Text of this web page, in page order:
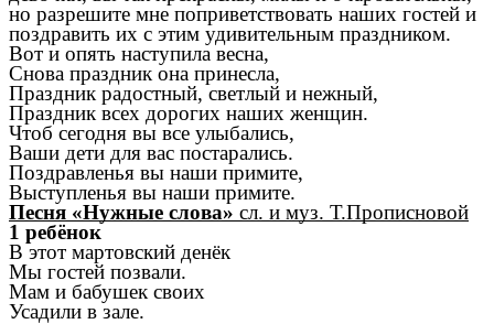
но разрешите мне поприветствовать наших гостей и
поздравить их с этим удивительным праздником.
Вот и опять наступила весна,
Снова праздник она принесла,
Праздник радостный, светлый и нежный,
Праздник всех дорогих наших женщин.
Чтоб сегодня вы все улыбались,
Ваши дети для вас постарались.
Поздравленья вы наши примите,
Выступленья вы наши примите.
Песня «Нужные слова» сл. и муз. Т.Прописновой
1 ребёнок
В этот мартовский денёк
Мы гостей позвали.
Мам и бабушек своих
Усадили в зале.